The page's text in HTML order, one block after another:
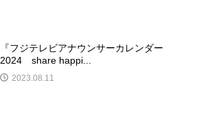
『フジテレビアナウンサーカレンダー
2024 share happi...
2023.08.11